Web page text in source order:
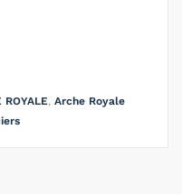
ROYALE, Arche Royale